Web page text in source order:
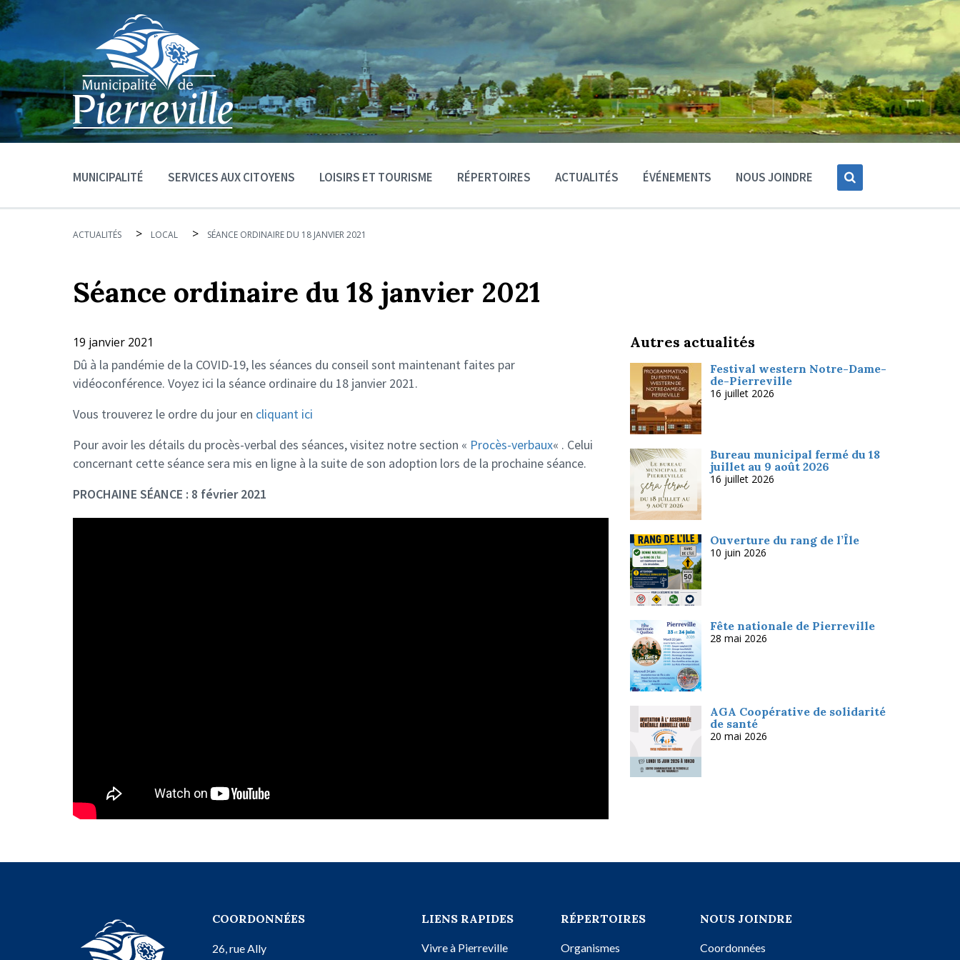
MUNICIPALITÉ SERVICES AUX CITOYENS LOISIRS ET TOURISME RÉPERTOIRES ACTUALITÉS ÉVÉNEMENTS NOUS JOINDRE
ACTUALITÉS > LOCAL > SÉANCE ORDINAIRE DU 18 JANVIER 2021
Séance ordinaire du 18 janvier 2021
19 janvier 2021
Dû à la pandémie de la COVID-19, les séances du conseil sont maintenant faites par
vidéoconférence. Voyez ici la séance ordinaire du 18 janvier 2021.
Vous trouverez le ordre du jour en cliquant ici
Pour avoir les détails du procès-verbal des séances, visitez notre section « Procès-verbaux« . Celui
concernant cette séance sera mis en ligne à la suite de son adoption lors de la prochaine séance.
PROCHAINE SÉANCE : 8 février 2021
Autres actualités
Festival western Notre-Dame-
de-Pierreville
16 juillet 2026
Bureau municipal fermé du 18
juillet au 9 août 2026
16 juillet 2026
Ouverture du rang de l’Île
10 juin 2026
Fête nationale de Pierreville
28 mai 2026
AGA Coopérative de solidarité
de santé
20 mai 2026
COORDONNÉES
26, rue Ally
LIENS RAPIDES
Vivre à Pierreville
RÉPERTOIRES
Organismes
NOUS JOINDRE
Coordonnées